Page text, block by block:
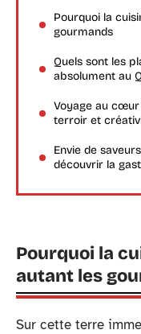
Pourquoi la
gourmands
Quels sont les
absolument au
Voyage au
terroir et
Envie de
découvrir la
Pourquoi la
autant les
Sur cette terre